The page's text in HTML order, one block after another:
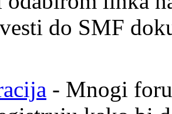
do SMF
- Mnogi